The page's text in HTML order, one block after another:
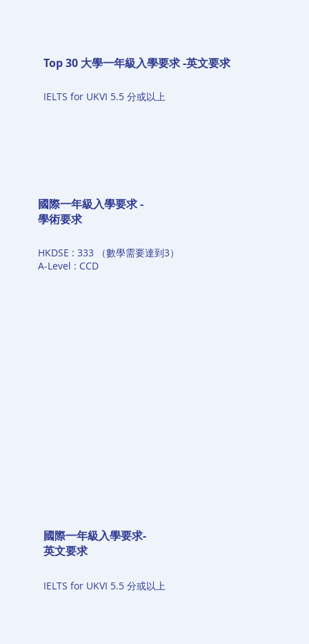
國際一年級入學要求-
英文要求
IELTS for UKVI 5.5 分或以上
國際一年級入學要求 -​
學術要求
HKDSE : 333 （數學需要達到3）
A-Level : CCD
Top 30 大學一年級入學要求 -英文要求
IELTS for UKVI 5.5 分或以上